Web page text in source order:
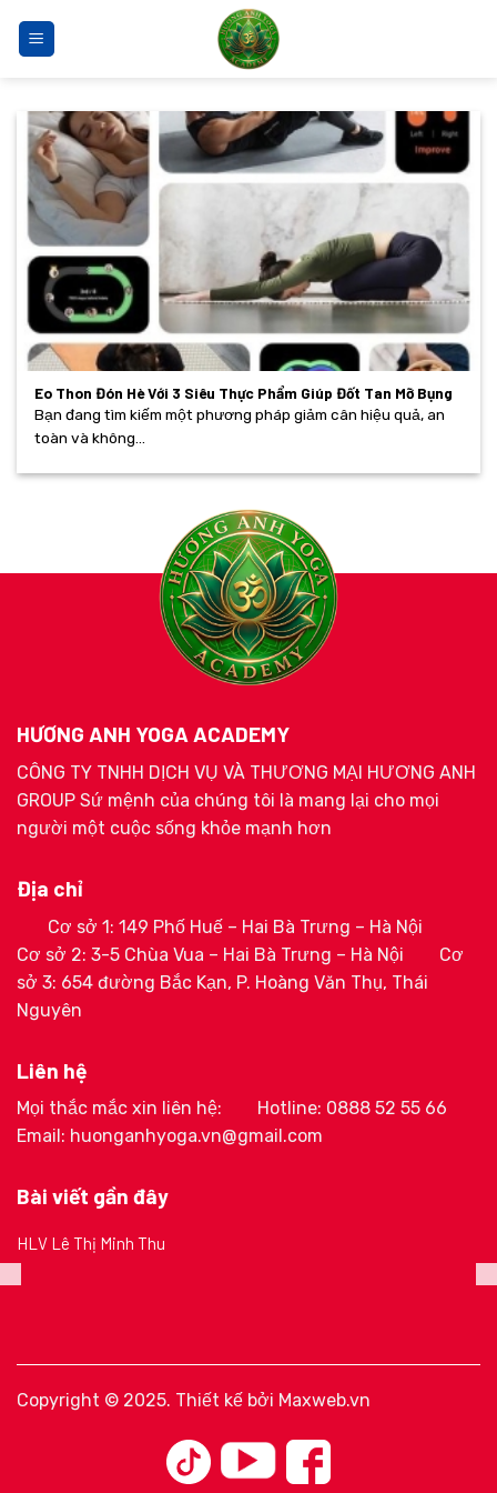
qua
Eo Thon Đón Hè Với 3 Siêu Thực Phẩm Giúp Đốt Tan Mỡ Bụng
Bạn đang tìm kiếm một phương pháp giảm cân hiệu quả, an
toàn và không...
HƯƠNG ANH YOGA ACADEMY
CÔNG TY TNHH DỊCH VỤ VÀ THƯƠNG MẠI HƯƠNG ANH
GROUP Sứ mệnh của chúng tôi là mang lại cho mọi
người một cuộc sống khỏe mạnh hơn
Địa chỉ
Cơ sở 1: 149 Phố Huế – Hai Bà Trưng – Hà Nội
Cơ sở 2: 3-5 Chùa Vua – Hai Bà Trưng – Hà Nội
Cơ
sở 3: 654 đường Bắc Kạn, P. Hoàng Văn Thụ, Thái
Nguyên
Liên hệ
Mọi thắc mắc xin liên hệ:
Hotline: 0888 52 55 66
Email: huonganhyoga.vn@gmail.com
Bài viết gần đây
HLV Lê Thị Minh Thu
Copyright © 2025. Thiết kế bởi Maxweb.vn